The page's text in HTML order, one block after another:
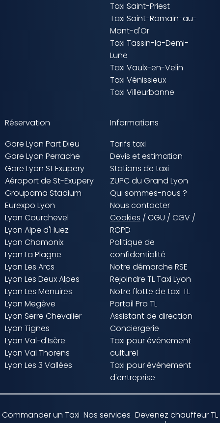
Taxi Saint-Priest
Taxi Saint-Romain-au-
Mont-d'Or
Taxi Tassin-la-Demi-
Lune
Taxi Vaulx-en-Velin
Taxi Vénissieux
Taxi Villeurbanne
Réservation
Gare Lyon Part Dieu
Gare Lyon Perrache
Gare Lyon St Exupery
Aéroport de St-Exupery
Groupama Stadium
Eurexpo Lyon
Lyon Courchevel
Lyon Alpe d'Huez
Lyon Chamonix
Lyon La Plagne
Lyon Les Arcs
Lyon Les Deux Alpes
Lyon Les Menuires
Lyon Megève
Lyon Serre Chevalier
Lyon Tignes
Lyon Val-d'Isère
Lyon Val Thorens
Lyon Les 3 Vallées
Informations
Tarifs taxi
Devis et estimation
Stations de taxi
ZUPC du Grand Lyon
Qui sommes-nous ?
Nous contacter
Cookies / CGU / CGV /
RGPD
Politique de
confidentialité
Notre démarche RSE
Rejoindre TL Taxi Lyon
Notre flotte de taxi TL
Portail Pro TL
Assistant de direction
Conciergerie
Taxi pour événement
culturel
Taxi pour événement
d'entreprise
Commander un Taxi Nos services Devenez chauffeur TL